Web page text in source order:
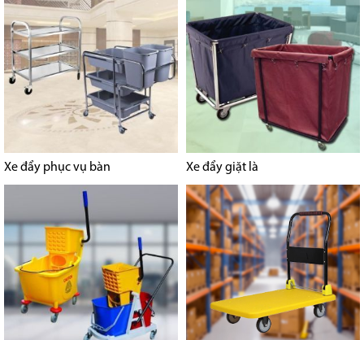
Xe đẩy phục vụ bàn Xe đẩy giặt là